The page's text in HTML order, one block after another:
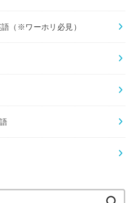
（※ワーホリ必見）